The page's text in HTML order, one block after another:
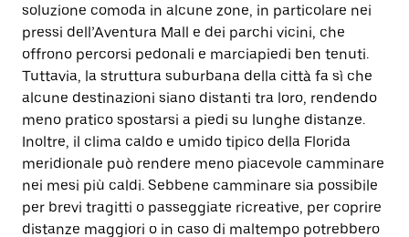
soluzione comoda in alcune zone, in particolare nei
pressi dell’Aventura Mall e dei parchi vicini, che
offrono percorsi pedonali e marciapiedi ben tenuti.
Tuttavia, la struttura suburbana della città fa sì che
alcune destinazioni siano distanti tra loro, rendendo
meno pratico spostarsi a piedi su lunghe distanze.
Inoltre, il clima caldo e umido tipico della Florida
meridionale può rendere meno piacevole camminare
nei mesi più caldi. Sebbene camminare sia possibile
per brevi tragitti o passeggiate ricreative, per coprire
distanze maggiori o in caso di maltempo potrebbero